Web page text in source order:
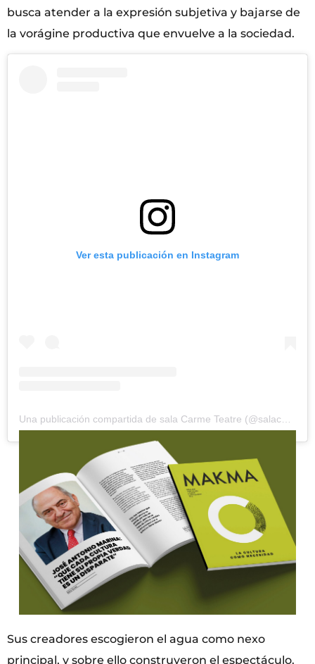
busca atender a la expresión subjetiva y bajarse de
la vorágine productiva que envuelve a la sociedad.
Ver esta publicación en Instagram
Sus creadores escogieron el agua como nexo
principal, y sobre ello construyeron el espectáculo.